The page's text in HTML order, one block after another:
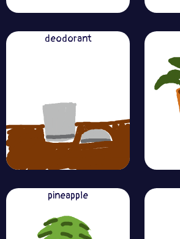
deodorant
pineapple